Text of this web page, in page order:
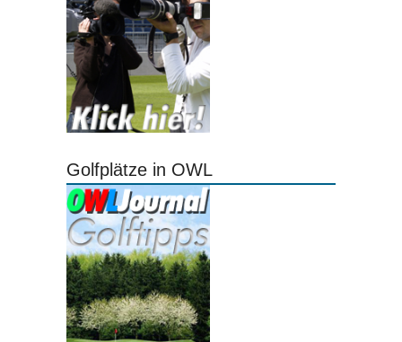
Golfplätze in OWL